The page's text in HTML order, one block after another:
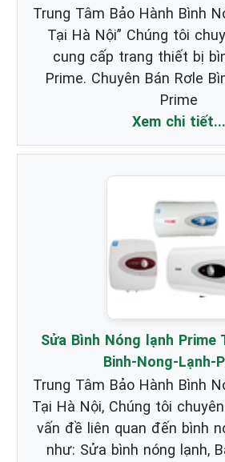
Trung Tâm Bảo Hành Bình
Tại Hà Nội” Chúng tôi
cung cấp trang thiết bị
Prime. Chuyên Bán Rơle
Prime
Xem chi tiết...
Sửa Bình Nóng lạnh Prime
Binh-Nong-Lạnh-
Trung Tâm Bảo Hành Bình
Tại Hà Nội, Chúng tôi
vấn đề liên quan đến bình
như: Sửa bình nóng lạnh,